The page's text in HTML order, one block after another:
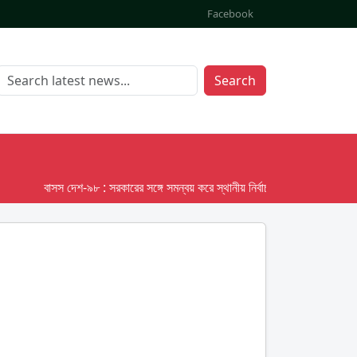
Facebook
Search
বাসস দেশ-৯৮ : সরকারের সঙ্গে সমন্বয় করে স্থানীয় নির্বাচনের তফসিল দেবে ইসি;